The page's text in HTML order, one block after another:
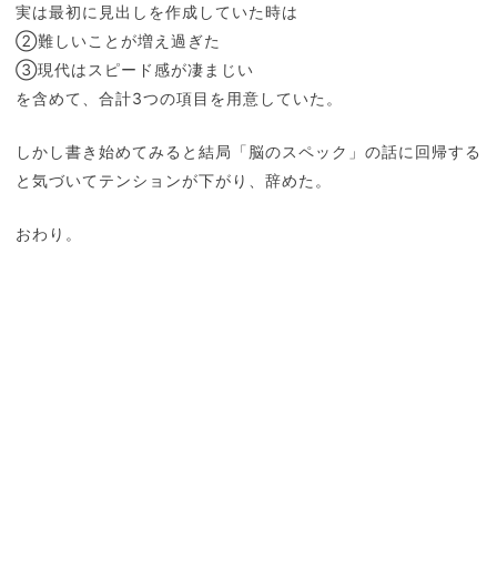
実は最初に見出しを作成していた時は
②難しいことが増え過ぎた
③現代はスピード感が凄まじい
を含めて、合計3つの項目を用意していた。
しかし書き始めてみると結局「脳のスペック」の話に回帰する
と気づいてテンションが下がり、辞めた。
おわり。